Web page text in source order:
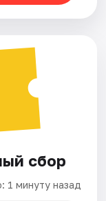
сбор
1 минуту назад